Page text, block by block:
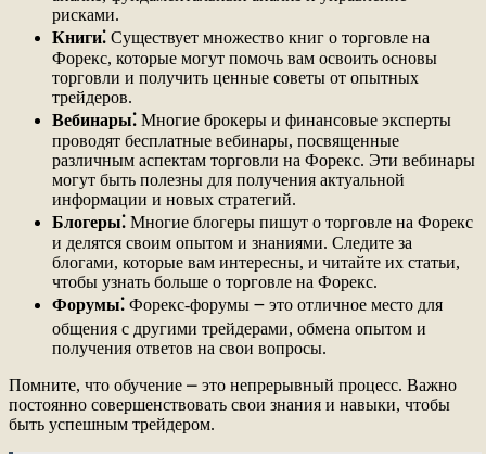
рисками.
Книги⁚ Существует множество книг о торговле на
Форекс, которые могут помочь вам освоить основы
торговли и получить ценные советы от опытных
трейдеров.
Вебинары⁚ Многие брокеры и финансовые эксперты
проводят бесплатные вебинары, посвященные
различным аспектам торговли на Форекс. Эти вебинары
могут быть полезны для получения актуальной
информации и новых стратегий.
Блогеры⁚ Многие блогеры пишут о торговле на Форекс
и делятся своим опытом и знаниями. Следите за
блогами, которые вам интересны, и читайте их статьи,
чтобы узнать больше о торговле на Форекс.
Форумы⁚ Форекс-форумы ౼ это отличное место для
общения с другими трейдерами, обмена опытом и
получения ответов на свои вопросы.
Помните, что обучение ⎼ это непрерывный процесс. Важно
постоянно совершенствовать свои знания и навыки, чтобы
быть успешным трейдером.